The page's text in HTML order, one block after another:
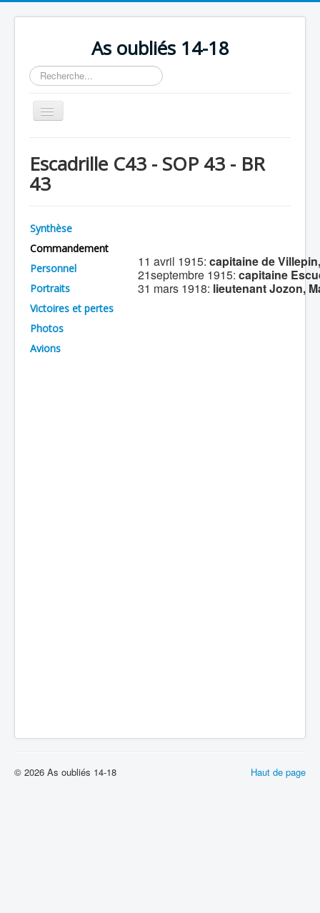
As oubliés 14-18
Rechercher
Basculer
la
Chronologie
Escadrilles
Avions
Personnels
Formation
Doctrines
Escadrille C43 - SOP 43 - BR
43
Synthèse
Commandement
Personnel
Portraits
Victoires et pertes
Photos
Avions
11 avril 1915: capitaine de
21septembre 1915: capitaine
31 mars 1918: lieutenant Jozon,
Haut de page
© 2026 As oubliés 14-18